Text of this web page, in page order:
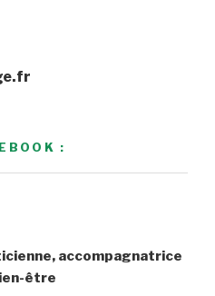
:
accompagnatrice
être